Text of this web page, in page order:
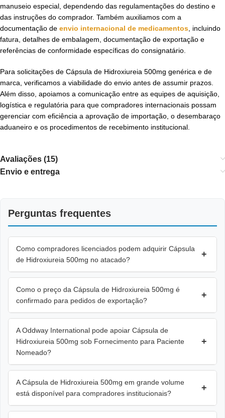
manuseio especial, dependendo das regulamentações do destino e
das instruções do comprador. Também auxiliamos com a
documentação de envio internacional de medicamentos , incluindo
fatura, detalhes de embalagem, documentação de exportação e
referências de conformidade específicas do consignatário.
Para solicitações de Cápsula de Hidroxiureia 500mg genérica e de
marca, verificamos a viabilidade do envio antes de assumir prazos.
Além disso, apoiamos a comunicação entre as equipes de aquisição,
logística e regulatória para que compradores internacionais possam
gerenciar com eficiência a aprovação de importação, o desembaraço
aduaneiro e os procedimentos de recebimento institucional.
Avaliações (15)
Envio e entrega
Perguntas frequentes
Como compradores licenciados podem adquirir Cápsula
de Hidroxiureia 500mg no atacado?
+
Como o preço da Cápsula de Hidroxiureia 500mg é
confirmado para pedidos de exportação?
+
A Oddway International pode apoiar Cápsula de
Hidroxiureia 500mg sob Fornecimento para Paciente
Nomeado?
+
A Cápsula de Hidroxiureia 500mg em grande volume
está disponível para compradores institucionais?
+